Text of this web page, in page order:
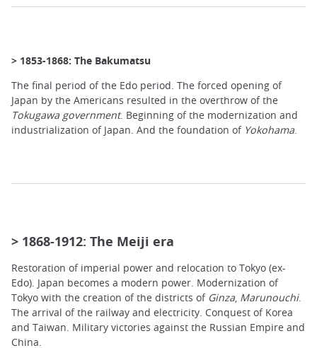
> 1853-1868: The Bakumatsu
The final period of the Edo period. The forced opening of
Japan by the Americans resulted in the overthrow of the
Tokugawa government. Beginning of the modernization and
industrialization of Japan. And the foundation of Yokohama.
> 1868-1912: The Meiji era
Restoration of imperial power and relocation to Tokyo (ex-
Edo). Japan becomes a modern power. Modernization of
Tokyo with the creation of the districts of Ginza, Marunouchi.
The arrival of the railway and electricity. Conquest of Korea
and Taiwan. Military victories against the Russian Empire and
China.